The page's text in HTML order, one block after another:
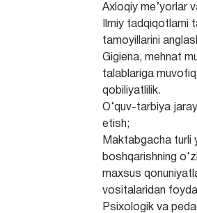
Axloqiy me’yorlar
Ilmiy tadqiqotlami
tamoyillarini
Gigiena, mehnat
talablariga
qobiliyatlilik.
O‘quv-tarbiya
etish;
Maktabgacha turli
boshqarishning
maxsus
vositalaridan
Psixologik va